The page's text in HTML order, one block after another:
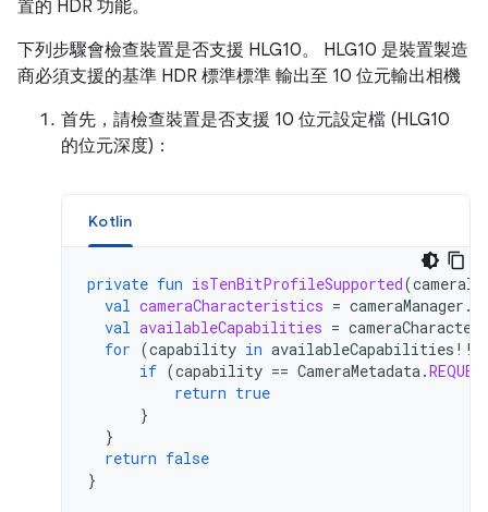
置的 HDR 功能。
下列步驟會檢查裝置是否支援 HLG10。 HLG10 是裝置製造
商必須支援的基準 HDR 標準標準 輸出至 10 位元輸出相機
首先，請檢查裝置是否支援 10 位元設定檔 (HLG10
的位元深度)：
Kotlin
private fun isTenBitProfileSupported(cameraId
val cameraCharacteristics = cameraManager .
val availableCapabilities =
for (capability in availableCapabilities !!
if (capability == CameraMetadata.
return true
}
}
return false
}